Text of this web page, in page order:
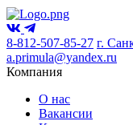
8-812-507-85-27 г.
a.primula@yandex.ru
Компания
О нас
Вакансии